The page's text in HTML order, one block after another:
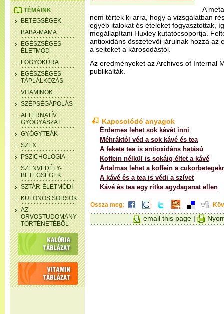
TÉMÁINK
BETEGSÉGEK
BABA-MAMA
EGÉSZSÉGES
ÉLETMÓD
FOGYÓKÚRA
EGÉSZSÉGES
TÁPLÁLKOZÁS
VITAMINOK
SZÉPSÉGÁPOLÁS
ALTERNATÍV
GYÓGYÁSZAT
GYÓGYTEÁK
SZEX
PSZICHOLÓGIA
SZENVEDÉLY-
BETEGSÉGEK
SZTÁR-ÉLETMÓDI
KÜLÖNÖS SORSOK
AZ
ORVOSTUDOMÁNY
TÖRTÉNETÉBŐL
A
nem tértek ki arra, hogy a vizsgálatban
egyéb italokat és ételeket fogyasztottak,
megállapítani Huxley kutatócsoportja.
antioxidáns összetevői járulnak hozzá az
a sejteket a károsodástól.
Az eredményeket az Archives of Internal
publikálták.
Kapcsolódó anyagok
Érdemes lehet sok kávét inni
Méhráktól véd a sok kávé és tea
A fekete tea is antioxidáns hatású
Koffein nélkül is sokáig éltet a kávé
Ártalmas lehet a koffein a
A kávé és a tea is védi a szívet
Kávé és tea egy ritka agydaganat ellen
Ossza meg:
email this page |